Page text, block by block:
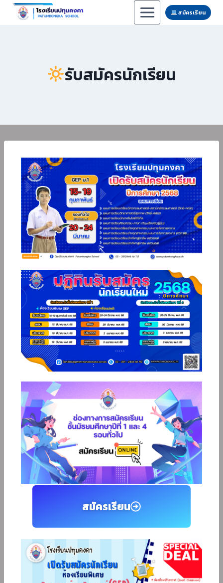
สมัครเรียน
รับสมัครนักเรียน
สมัครเรียน